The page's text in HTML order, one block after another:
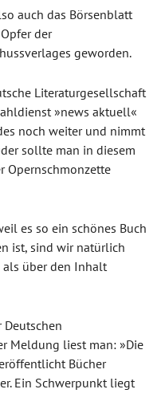
auch das Börsenblatt
der
geworden.
Literaturgesellschaft
»news aktuell«
noch weiter und nimmt
sollte man in diesem
Opernschmonzette
es so ein schönes Buch
ist, sind wir natürlich
als über den Inhalt
Meldung liest man: »Die
Bücher
Ein Schwerpunkt liegt